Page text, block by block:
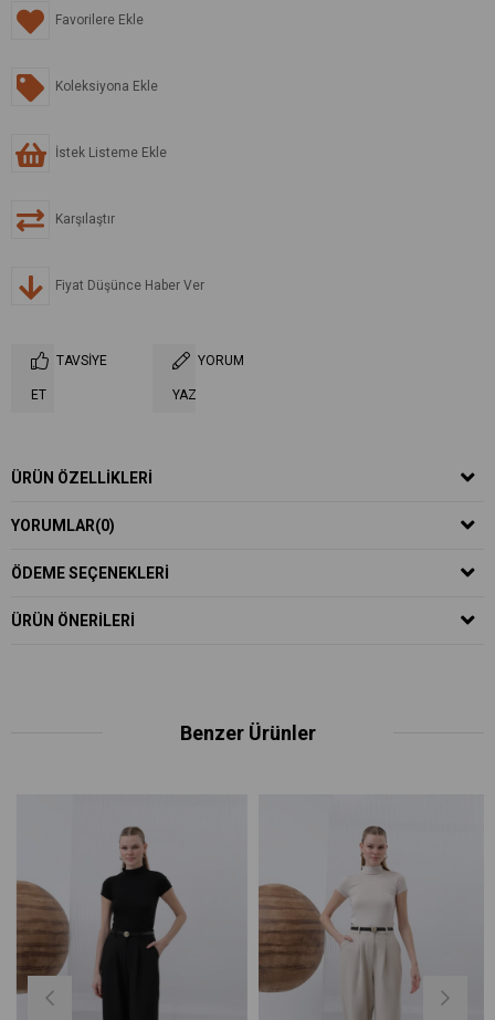
Favorilere Ekle
Koleksiyona Ekle
İstek Listeme Ekle
Karşılaştır
Fiyat Düşünce Haber Ver
TAVSIYE
ET
YORUM
YAZ
ÜRÜN ÖZELLIKLERI
YORUMLAR(0)
ÖDEME SEÇENEKLERI
ÜRÜN ÖNERILERI
Benzer Ürünler